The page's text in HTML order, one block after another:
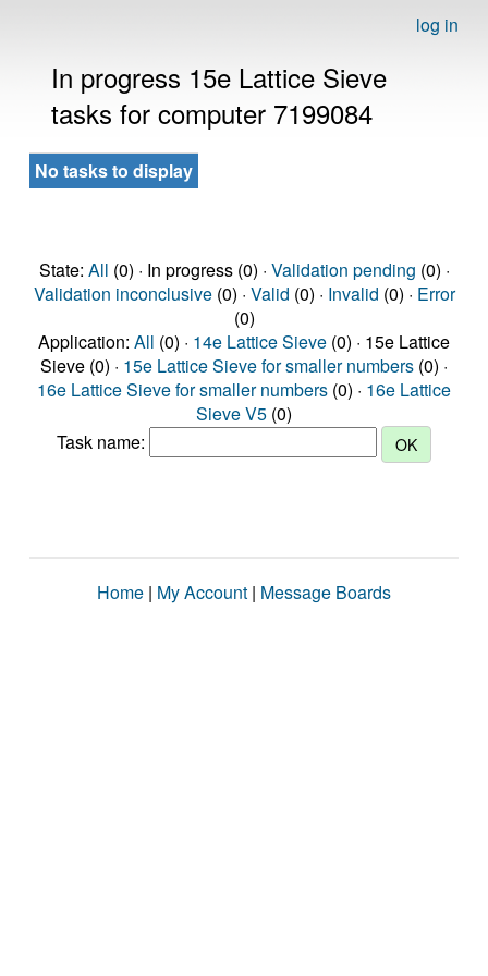
log in
In progress 15e Lattice Sieve
tasks for computer 7199084
No tasks to display
State: All (0) · In progress (0) · Validation pending (0) ·
Validation inconclusive(0) · Valid (0) · Invalid (0) · Error
(0)
Application: All (0) · 14e Lattice Sieve (0) · 15e Lattice
Sieve (0) · 15e Lattice Sieve for smaller numbers (0) ·
16e Lattice Sieve for smaller numbers (0) · 16e Lattice
Sieve V5 (0)
Task name:
Home | My Account | Message Boards